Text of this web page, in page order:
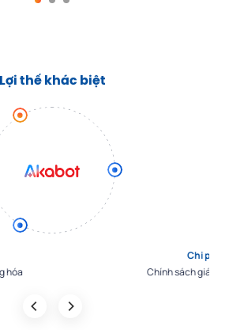
Lợi thế khác biệt
giá linh hoạt và cạnh tranh